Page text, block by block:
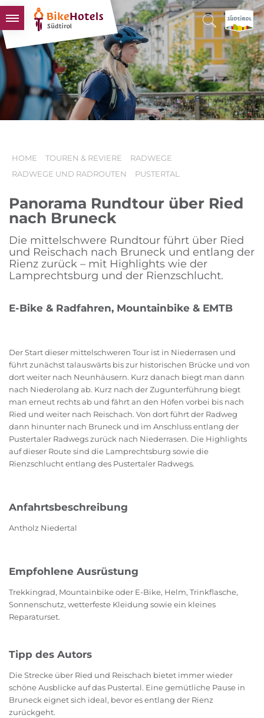
BIKEHOTELS
HOTELS & PAKETE
TOUREN & REVIERE
SÜDTIROL & WIR
HOME TOUREN & REVIERE
RADWEGE
RADWEGE UND RADROUTEN
PUSTERTAL
Panorama Rundtour über Ried
nach Bruneck
Die mittelschwere Rundtour führt über Ried
und Reischach nach Bruneck und entlang der
Rienz zurück – mit Highlights wie der
Lamprechtsburg und der Rienzschlucht.
E-Bike & Radfahren, Mountainbike & EMTB
Der Start dieser mittelschweren Tour ist in Niederrasen und
führt zunächst talauswärts bis zur historischen Brücke und von
dort weiter nach Neunhäusern. Kurz danach biegt man dann
nach Niederolang ab. Kurz nach der Zugunterführung biegt
man erneut rechts ab und fährt an den Höfen vorbei bis nach
Ried und weiter nach Reischach. Von dort führt der Radweg
dann hinunter nach Bruneck und im Anschluss entlang der
Pustertaler Radwegs zurück nach Niederrasen. Die Highlights
auf dieser Route sind die Lamprechtsburg sowie die
Rienzschlucht entlang des Pustertaler Radwegs.
Anfahrtsbeschreibung
Antholz Niedertal
Empfohlene Ausrüstung
Trekkingrad, Mountainbike oder E-Bike, Helm, Trinkflasche,
Sonnenschutz, wetterfeste Kleidung sowie ein kleines
Reparaturset.
Tipp des Autors
Die Strecke über Ried und Reischach bietet immer wieder
schöne Ausblicke auf das Pustertal. Eine gemütliche Pause in
Bruneck eignet sich ideal, bevor es entlang der Rienz
zurückgeht.